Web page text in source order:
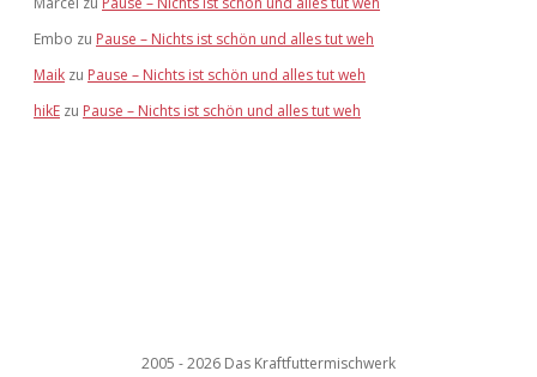
Embo zu Pause – Nichts ist schön und alles tut weh
Maik zu Pause – Nichts ist schön und alles tut weh
hikE zu Pause – Nichts ist schön und alles tut weh
2005 - 2026 Das Kraftfuttermischwerk